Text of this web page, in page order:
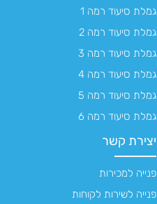
גמלת סיעוד רמה 1
גמלת סיעוד רמה 2
גמלת סיעוד רמה 3
גמלת סיעוד רמה 4
גמלת סיעוד רמה 5
גמלת סיעוד רמה 6
יצירת קשר
פנייה למכירות
פנייה לשירות לקוחות